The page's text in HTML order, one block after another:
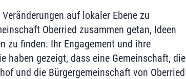
auf lokaler Ebene zu
Oberried zusammen getan, Ideen
zu finden. Ihr Engagement und ihre
haben gezeigt, dass eine Gemeinschaft, die
und die Bürgergemeinschaft von Oberried